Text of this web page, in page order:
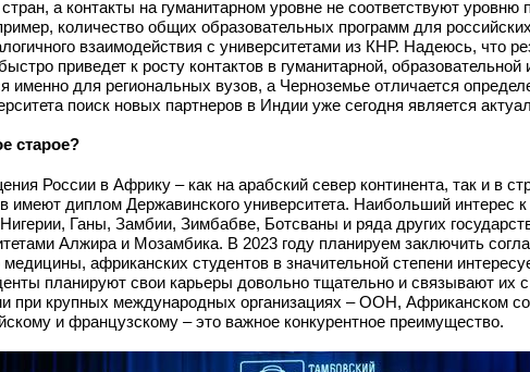
а контакты на гуманитарном уровне не соответствуют уровню
количество общих образовательных программ для
взаимодействия с университетами из КНР. Надеюсь, что
приведет к росту контактов в гуманитарной,
именно для региональных вузов, а Черноземье отличается
поиск новых партнеров в Индии уже сегодня является
старое?
России в Африку – как на арабский север континента, так и в
имеют диплом Державинского университета. Наибольший интерес
Ганы, Замбии, Зимбабве, Ботсваны и ряда других
Алжира и Мозамбика. В 2023 году планируем заключить
африканских студентов в значительной степени
планируют свои карьеры довольно тщательно и связывают их
при крупных международных организациях – ООН, Африканском
и французскому – это важное конкурентное преимущество.